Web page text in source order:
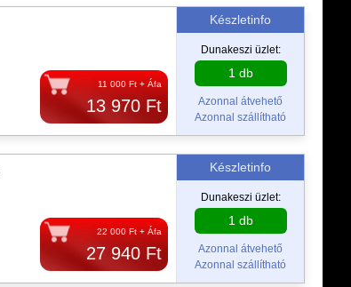
11 000 Ft + Áfa
13 970 Ft
Készletinfo
Dunakeszi üzlet:
1 db
Azonnal átvehető
Azonnal szállítható
22 000 Ft + Áfa
27 940 Ft
Készletinfo
Dunakeszi üzlet:
1 db
Azonnal átvehető
Azonnal szállítható